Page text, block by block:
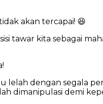
akan tercapai! 😆
tawar kita sebagai
lelah dengan segala
dimanipulasi demi